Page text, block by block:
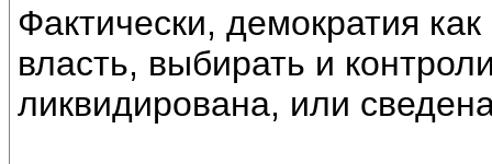
Фактически, демократия
власть, выбирать и
ликвидирована, или